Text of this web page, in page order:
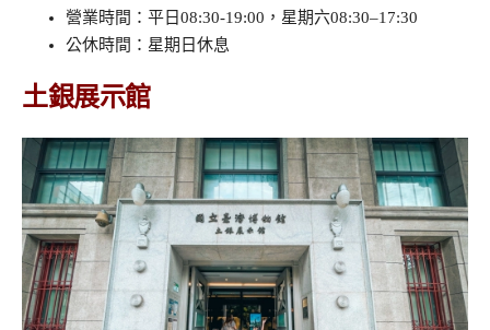
營業時間：平日08:30-19:00，星期六08:30–17:30
公休時間：星期日休息
土銀展示館